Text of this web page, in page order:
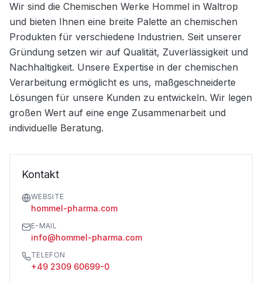
Wir sind die Chemischen Werke Hommel in Waltrop
und bieten Ihnen eine breite Palette an chemischen
Produkten für verschiedene Industrien. Seit unserer
Gründung setzen wir auf Qualität, Zuverlässigkeit und
Nachhaltigkeit. Unsere Expertise in der chemischen
Verarbeitung ermöglicht es uns, maßgeschneiderte
Lösungen für unsere Kunden zu entwickeln. Wir legen
großen Wert auf eine enge Zusammenarbeit und
individuelle Beratung.
Kontakt
WEBSITE
hommel-pharma.com
E-MAIL
info@hommel-pharma.com
TELEFON
+49 2309 60699-0